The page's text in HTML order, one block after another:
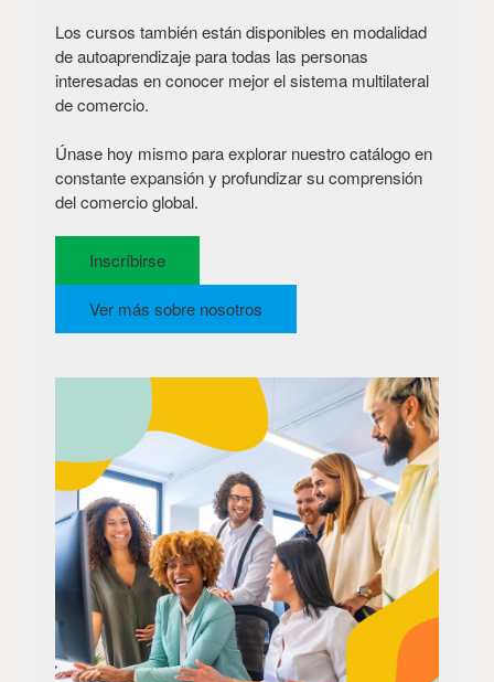
Los cursos también están disponibles en modalidad
de autoaprendizaje para todas las personas
interesadas en conocer mejor el sistema multilateral
de comercio.
Únase hoy mismo para explorar nuestro catálogo en
constante expansión y profundizar su comprensión
del comercio global.
Inscríbirse
Ver más sobre nosotros